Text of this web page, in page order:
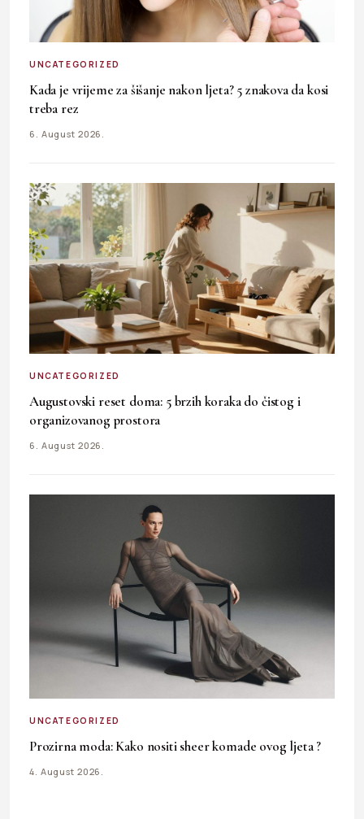
UNCATEGORIZED
Kada je vrijeme za šišanje nakon ljeta? 5 znakova da kosi
treba rez
6. August 2026.
UNCATEGORIZED
Augustovski reset doma: 5 brzih koraka do čistog i
organizovanog prostora
6. August 2026.
UNCATEGORIZED
Prozirna moda: Kako nositi sheer komade ovog ljeta ?
4. August 2026.